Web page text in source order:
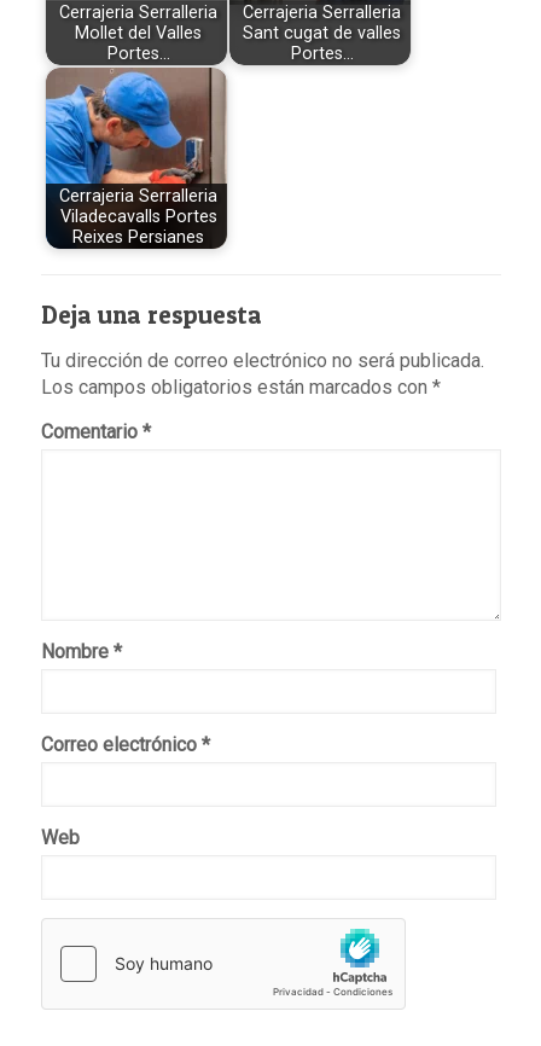
Cerrajeria Serralleria
Mollet del Valles
Portes…
Cerrajeria Serralleria
Sant cugat de valles
Portes…
Cerrajeria Serralleria
Viladecavalls Portes
Reixes Persianes
Deja una respuesta
Tu dirección de correo electrónico no será publicada.
Los campos obligatorios están marcados con *
Comentario *
Nombre *
Correo electrónico *
Web